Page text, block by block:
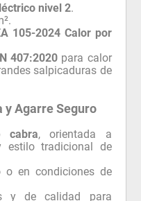
nivel 2.
105-2024 Calor por
407:2020 para calor
salpicaduras de
y Agarre Seguro
cabra, orientada a
estilo tradicional de
o en condiciones de
y de calidad para